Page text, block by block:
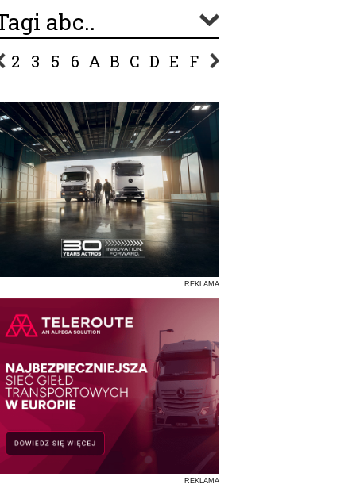
abc..
2 3 5 6 A B C D E F G
REKLAMA
REKLAMA